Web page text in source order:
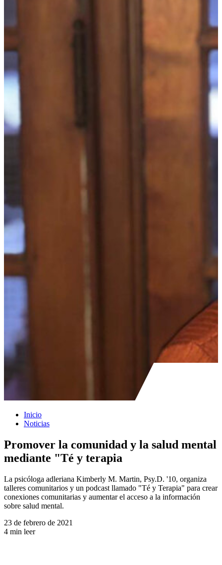
Inicio
Noticias
Promover la comunidad y la salud mental
mediante "Té y terapia
La psicóloga adleriana Kimberly M. Martin, Psy.D. '10, organiza
talleres comunitarios y un podcast llamado "Té y Terapia" para crear
conexiones comunitarias y aumentar el acceso a la información
sobre salud mental.
23 de febrero de 2021
4 min leer